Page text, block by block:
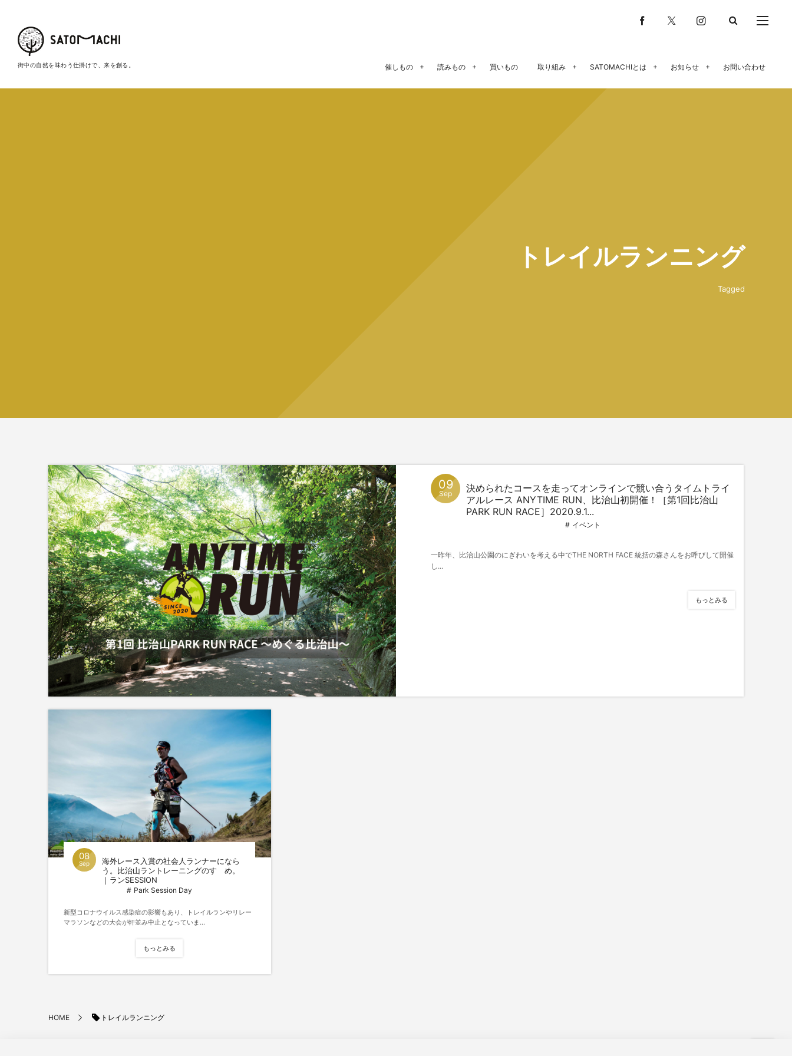
街中の自然を味わう仕掛けで、来を創る。 催しもの 読みもの 買いもの 取り組み SATOMACHIとは お知らせ お問い合わせ
トレイルランニング
Tagged
09
Sep
決められたコースを走ってオンラインで競い合うタイムトライ
アルレース ANYTIME RUN、比治山初開催！［第1回比治山
PARK RUN RACE］2020.9.1...
イベント
一昨年、比治山公園のにぎわいを考える中でTHE NORTH FACE 統括の森さんをお呼びして開催
し...
もっとみる
08
Sep
海外レース入賞の社会人ランナーになら
う。比治山ラントレーニングのすゝめ。
｜ランSESSION
Park Session Day
新型コロナウイルス感染症の影響もあり、トレイルランやリレー
マラソンなどの大会が軒並み中止となっていま...
もっとみる
HOME トレイルランニング